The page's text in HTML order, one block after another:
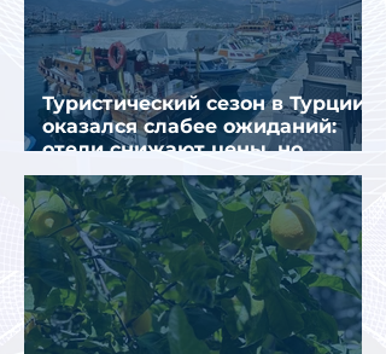
Туристический сезон в Турции
оказался слабее ожиданий:
отели снижают цены, но
загрузка остается низкой